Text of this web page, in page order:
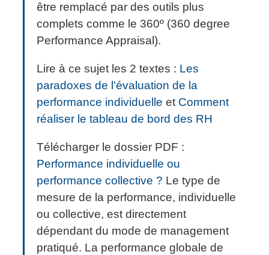
être remplacé par des outils plus
complets comme le 360º (360 degree
Performance Appraisal).
Lire à ce sujet les 2 textes : Les
paradoxes de l'évaluation de la
performance individuelle et Comment
réaliser le tableau de bord des RH
Télécharger le dossier PDF :
Performance individuelle ou
performance collective ? Le type de
mesure de la performance, individuelle
ou collective, est directement
dépendant du mode de management
pratiqué. La performance globale de